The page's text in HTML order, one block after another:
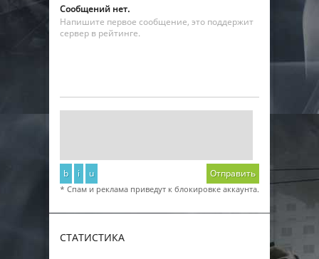
Сообщений нет.
Напишите первое сообщение, это поддержит
сервер в рейтинге.
b i u Отправить
* Спам и реклама приведут к блокировке аккаунта.
СТАТИСТИКА